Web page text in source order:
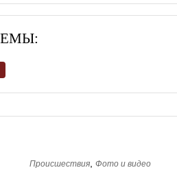
Происшествия ,Фото и видео